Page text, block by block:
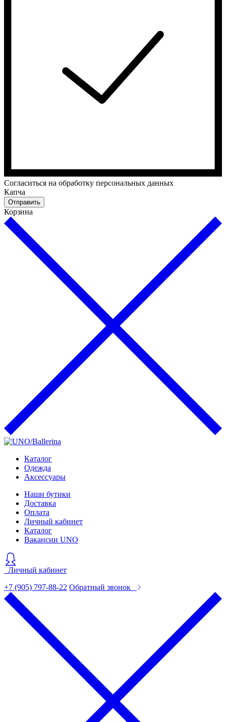
Cогласиться на обработку персональных данных
Капча
Отправить
Корзина
Каталог
Одежда
Аксессуары
Наши бутики
Доставка
Оплата
Личный кабинет
Каталог
Вакансии UNO
Личный кабинет
+7 (905) 797-88-22 Обратный звонок